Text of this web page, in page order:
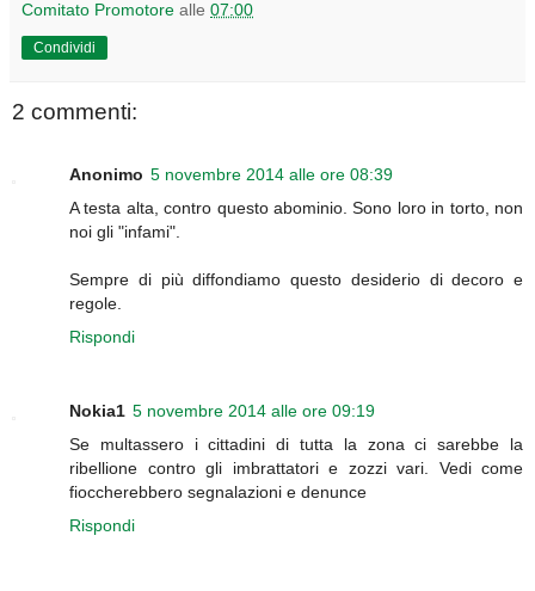
Comitato Promotore alle 07:00
Condividi
2 commenti:
Anonimo 5 novembre 2014 alle ore 08:39
A testa alta, contro questo abominio. Sono loro in torto, non
noi gli "infami".
Sempre di più diffondiamo questo desiderio di decoro e
regole.
Rispondi
Nokia1 5 novembre 2014 alle ore 09:19
Se multassero i cittadini di tutta la zona ci sarebbe la
ribellione contro gli imbrattatori e zozzi vari. Vedi come
fioccherebbero segnalazioni e denunce
Rispondi